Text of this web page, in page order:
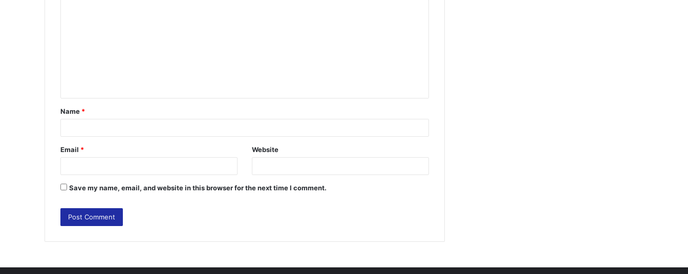
t
*
Name *
Email * Website
Save my name, email, and website in this browser for the next time I comment.